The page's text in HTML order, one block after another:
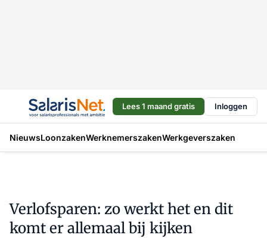
Lees 1 maand gratis Inloggen
NieuwsLoonzakenWerknemerszakenWerkgeverszaken
Verlofsparen: zo werkt het en dit
komt er allemaal bij kijken